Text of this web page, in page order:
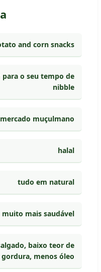
and corn snacks
para o seu tempo de
nibble
muçulmano
halal
tudo em natural
muito mais saudável
baixo teor de
gordura, menos óleo